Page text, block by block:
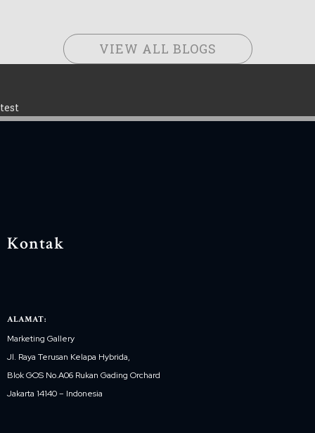
VIEW ALL BLOGS
test
Kontak
ALAMAT:
Marketing Gallery
Jl. Raya Terusan Kelapa Hybrida,
Blok GOS No.A06 Rukan Gading Orchard
Jakarta 14140 – Indonesia